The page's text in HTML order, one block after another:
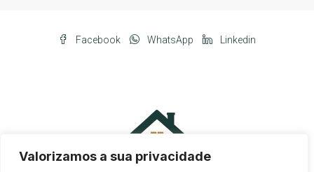
Valorizamos a sua privacidade
Facebook WhatsApp Linkedin